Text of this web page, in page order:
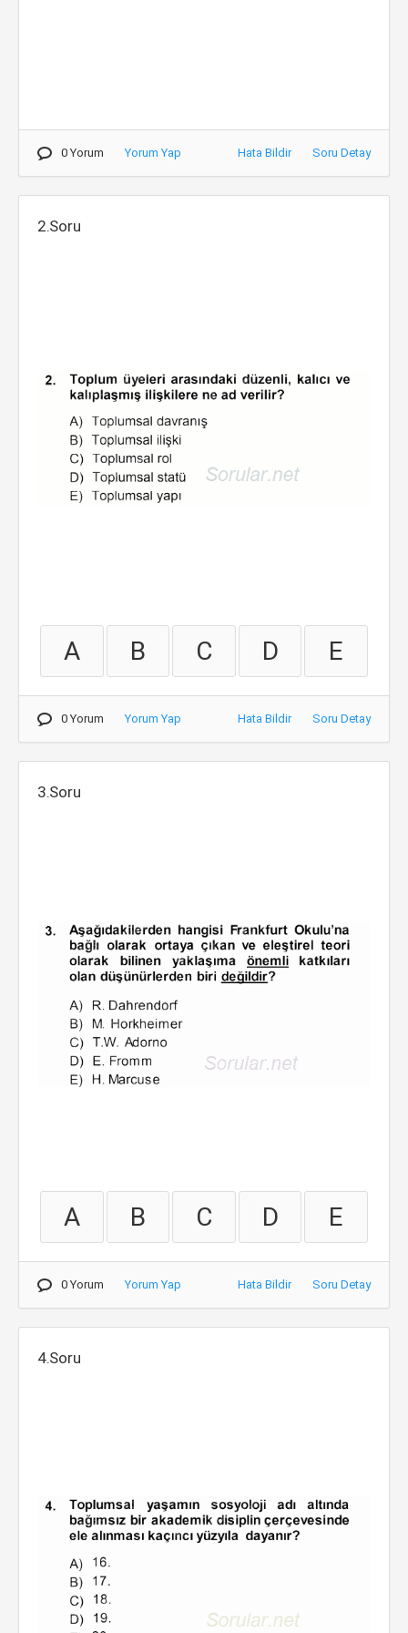
0 Yorum Yorum Yap Hata Bildir Soru Detay
2.Soru
A B C D E
0 Yorum Yorum Yap Hata Bildir Soru Detay
3.Soru
A B C D E
0 Yorum Yorum Yap Hata Bildir Soru Detay
4.Soru